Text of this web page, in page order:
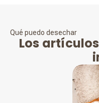
Qué puedo desechar
Los